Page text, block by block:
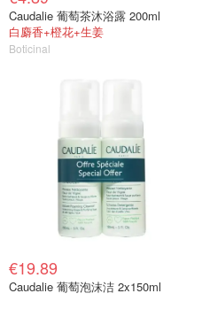
Caudalie 葡萄茶沐浴露 200ml
白麝香+橙花+生姜
Boticinal
€19.89
Caudalie 葡萄泡沫洁 2x150ml